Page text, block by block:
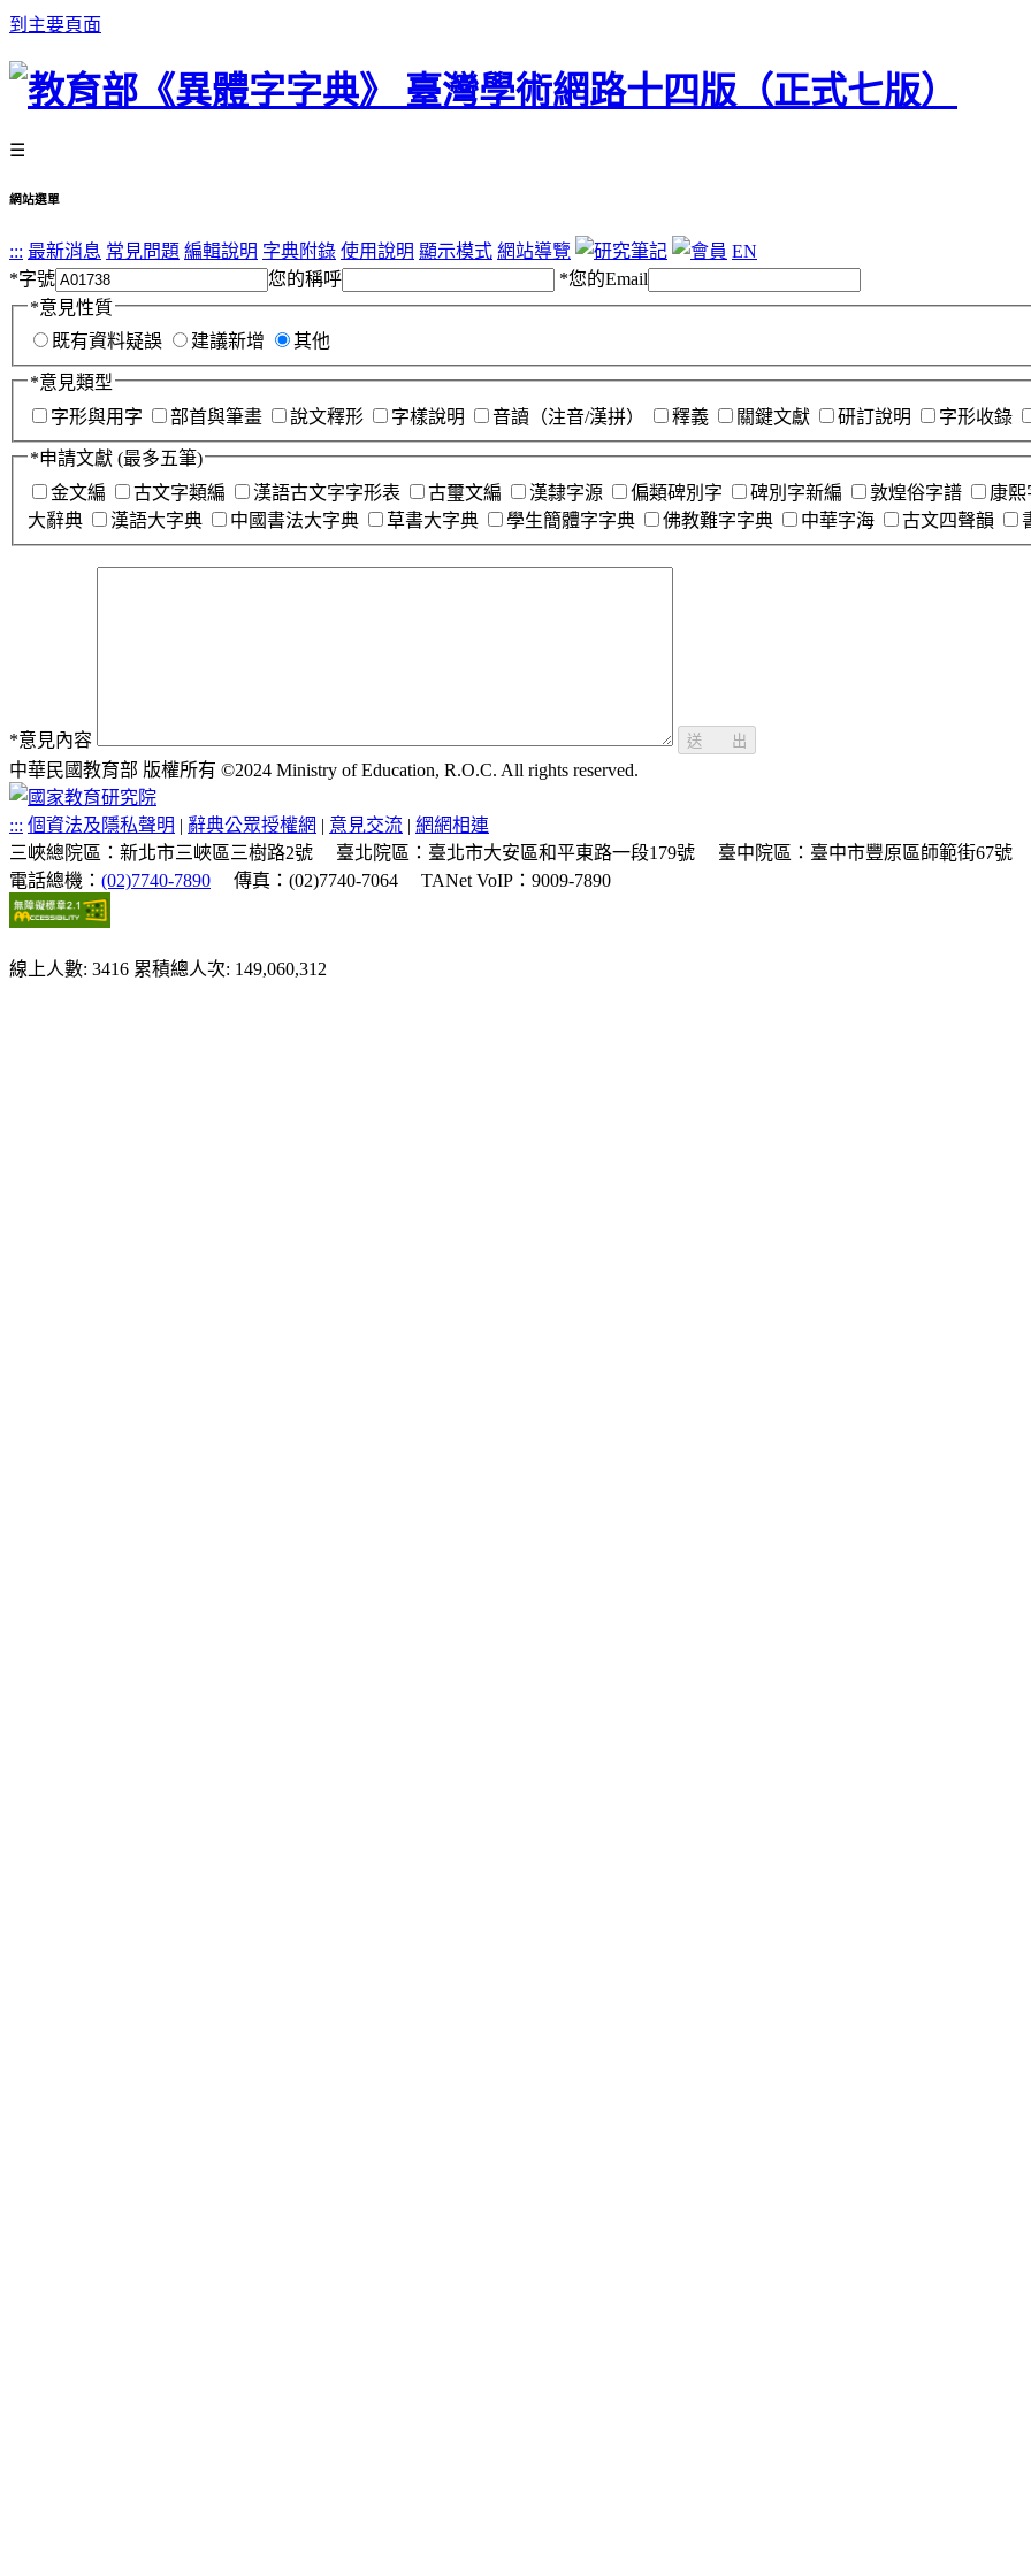
到主要頁面
☰
網站選單
::: 最新消息 常見問題 編輯說明 字典附錄 使用說明 顯示模式 網站導覽
EN
*字號 您的稱呼 *您的Email
*意見性質
既有資料疑誤
建議新增 其他
*意見類型
字形與用字
部首與筆畫 說文釋形 字樣說明 音讀（注音/漢拼） 釋義 關鍵文獻 研訂說明 字形收錄
*申請文獻 (最多五筆)
金文編
古文字類編 漢語古文字字形表 古璽文編 漢隸字源 偏類碑別字 碑別字新編 敦煌俗字譜 康熙
大辭典
漢語大字典 中國書法大字典 草書大字典 學生簡體字字典 佛教難字字典 中華字海 古文四聲韻
*意見內容 送 出
中華民國教育部 版權所有 ©2024 Ministry of Education, R.O.C. All rights reserved.
::: 個資法及隱私聲明 | 辭典公眾授權網 | 意見交流 | 網網相連
三峽總院區：新北市三峽區三樹路2號
臺北院區：臺北市大安區和平東路一段179號
臺中院區：臺中市豐原區師範街67號
電話總機： (02)7740-7890 傳真：(02)7740-7064 TANet VoIP：9009-7890
線上人數: 3416 累積總人次: 149,060,312